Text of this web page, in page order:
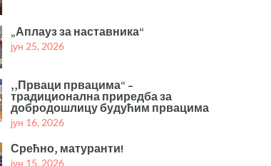
„Аплауз за наставника“
јун 25, 2026
,,Прваци првацима“ –
традиционална приредба за
добродошлицу будућим првацима
јун 16, 2026
Срећно, матуранти!
јун 15, 2026